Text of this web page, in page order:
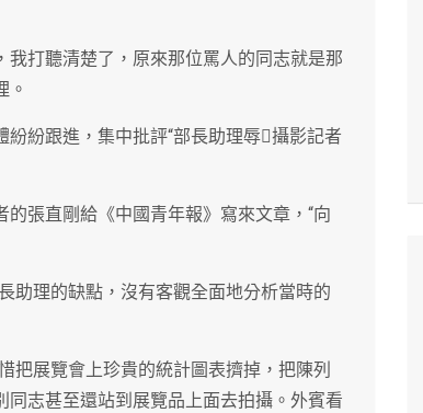
打聽清楚了，原來那位罵人的同志就是那
。
紛跟進，集中批評“部長助理辱攝影記者
張直剛給《中國青年報》寫來文章，“向
助理的缺點，沒有客觀全面地分析當時的
把展覽會上珍貴的統計圖表擠掉，把陳列
志甚至還站到展覽品上面去拍攝。外賓看